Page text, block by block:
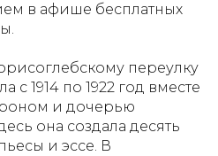
в афише бесплатных
переулку
с 1914 по 1922 год вместе
и дочерью
она создала десять
и эссе. В